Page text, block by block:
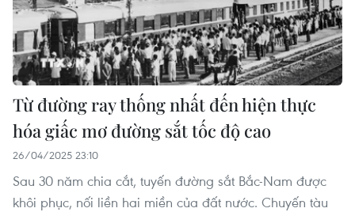
Từ đường ray thống nhất đến hiện thực
hóa giấc mơ đường sắt tốc độ cao
26/04/2025 23:10
Sau 30 năm chia cắt, tuyến đường sắt Bắc-Nam được
khôi phục, nối liền hai miền của đất nước. Chuyến tàu